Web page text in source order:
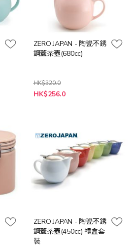
ZERO JAPAN - 陶瓷不銹
鋼蓋茶壺(680cc)
HK$320.0
HK$256.0
ZERO JAPAN - 陶瓷不銹
鋼蓋茶壺(450cc) 禮盒套
裝